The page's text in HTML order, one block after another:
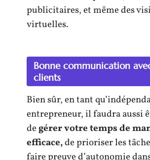
publicitaires, et même des
virtuelles.
Bonne communication
clients
Bien sûr, en tant
entrepreneur, il faudra aussi
degérer votre temps de
efficace,de prioriser les
faire preuve d’autonomie